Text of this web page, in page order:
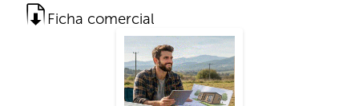
Ficha comercial